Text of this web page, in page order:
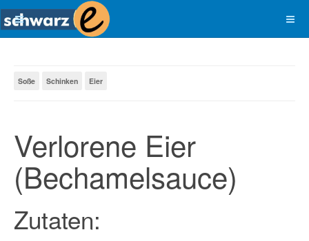
Soße Schinken Eier
Verlorene Eier
(Bechamelsauce)
Zutaten: